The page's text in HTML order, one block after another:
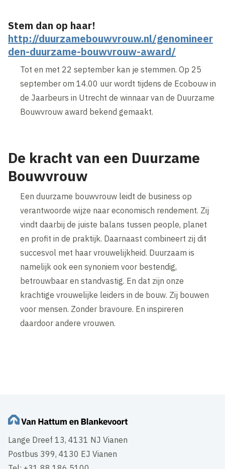
Stem dan op haar!
http://duurzamebouwvrouw.nl/genomineer
den-duurzame-bouwvrouw-award/
Tot en met 22 september kan je stemmen. Op 25
september om 14.00 uur wordt tijdens de Ecobouw in
de Jaarbeurs in Utrecht de winnaar van de Duurzame
Bouwvrouw award bekend gemaakt.
De kracht van een Duurzame
Bouwvrouw
Een duurzame bouwvrouw leidt de business op
verantwoorde wijze naar economisch rendement. Zij
vindt daarbij de juiste balans tussen people, planet
en profit in de praktijk. Daarnaast combineert zij dit
succesvol met haar vrouwelijkheid. Duurzaam is
namelijk ook een synoniem voor bestendig,
betrouwbaar en standvastig. En dat zijn onze
krachtige vrouwelijke leiders in de bouw. Zij bouwen
voor mensen. Zonder bravoure. En inspireren
daardoor andere vrouwen.
Lange Dreef 13, 4131 NJ Vianen
Postbus 399, 4130 EJ Vianen